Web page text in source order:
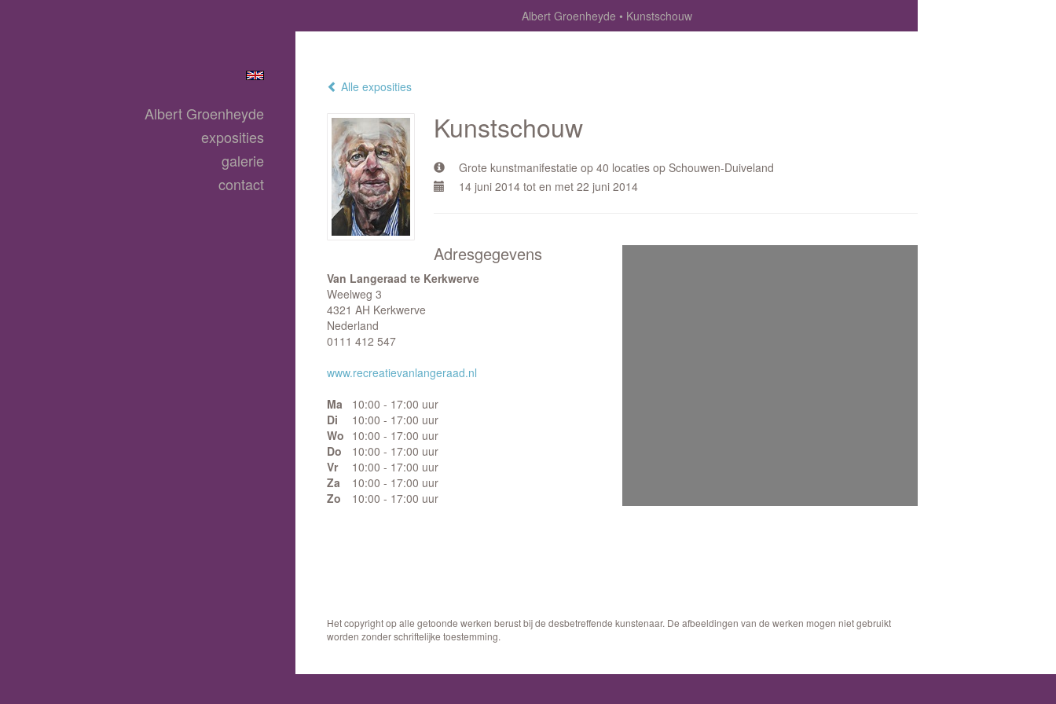
Albert Groenheyde Kunstschouw
Alle exposities
Kunstschouw
Grote kunstmanifestatie op 40 locaties op Schouwen-Duiveland
14 juni 2014 tot en met 22 juni 2014
Adresgegevens
Van Langeraad te Kerkwerve
Weelweg 3
4321 AH Kerkwerve
Nederland
0111 412 547
www.recreatievanlangeraad.nl
Ma
10:00 - 17:00 uur
Di
10:00 - 17:00 uur
Wo 10:00 - 17:00 uur
Do
10:00 - 17:00 uur
Vr
10:00 - 17:00 uur
Za
10:00 - 17:00 uur
Zo
10:00 - 17:00 uur
Albert Groenheyde
exposities
galerie
contact
Het copyright op alle getoonde werken berust bij de desbetreffende kunstenaar. De afbeeldingen van de werken mogen niet gebruikt
worden zonder schriftelijke toestemming.